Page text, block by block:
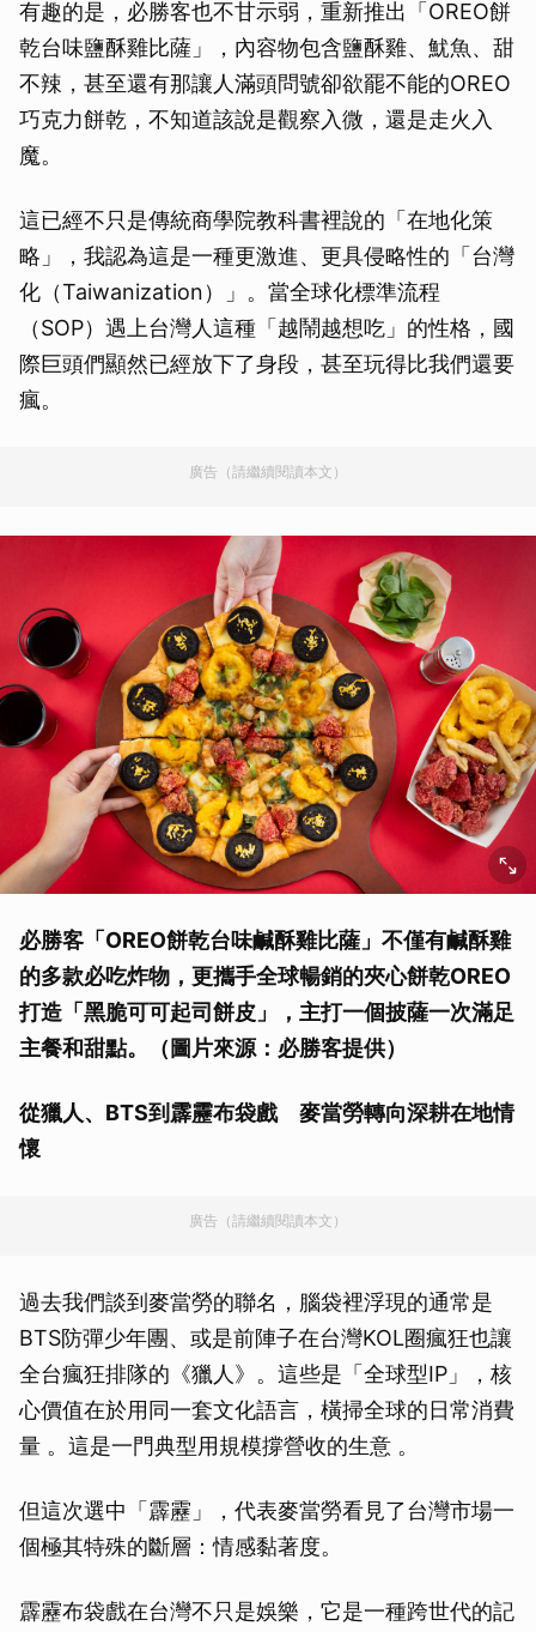
有趣的是，必勝客也不甘示弱，重新推出「OREO餅
乾台味鹽酥雞比薩」，內容物包含鹽酥雞、魷魚、甜
不辣，甚至還有那讓人滿頭問號卻欲罷不能的OREO
巧克力餅乾，不知道該說是觀察入微，還是走火入
魔。
這已經不只是傳統商學院教科書裡說的「在地化策
略」，我認為這是一種更激進、更具侵略性的「台灣
化（Taiwanization）」。當全球化標準流程
（SOP）遇上台灣人這種「越鬧越想吃」的性格，國
際巨頭們顯然已經放下了身段，甚至玩得比我們還要
瘋。
廣告（請繼續閱讀本文）
必勝客「OREO餅乾台味鹹酥雞比薩」不僅有鹹酥雞
的多款必吃炸物，更攜手全球暢銷的夾心餅乾OREO
打造「黑脆可可起司餅皮」，主打一個披薩一次滿足
主餐和甜點。
（圖片來源：必勝客提供）
從獵人、BTS到霹靂布袋戲 麥當勞轉向深耕在地情
懷
廣告（請繼續閱讀本文）
過去我們談到麥當勞的聯名，腦袋裡浮現的通常是
BTS防彈少年團、或是前陣子在台灣KOL圈瘋狂也讓
全台瘋狂排隊的《獵人》。這些是「全球型IP」，核
心價值在於用同一套文化語言，橫掃全球的日常消費
量 。這是一門典型用規模撐營收的生意 。
但這次選中「霹靂」，代表麥當勞看見了台灣市場一
個極其特殊的斷層：情感黏著度。
霹靂布袋戲在台灣不只是娛樂，它是一種跨世代的記